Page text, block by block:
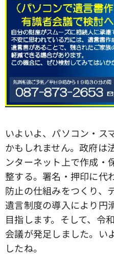
いよいよ、パソコン・ス
かもしれません。政府は
ンターネット上で作成・
整する。署名・押印に代
防止の仕組みをつくり、
遺言制度の導入により円
目指します。そして、令
会議が発足しました。い
したね。